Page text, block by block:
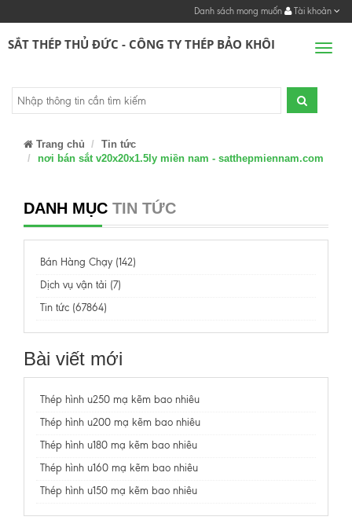
Danh sách mong muốn Tài khoản
SẮT THÉP THỦ ĐỨC - CÔNG TY THÉP BẢO KHÔI
Trang chủ
Tin tức
nơi bán sắt v20x20x1.5ly miền nam - satthepmiennam.com
DANH MỤC TIN TỨC
Bán Hàng Chạy (142)
Dịch vụ vận tải (7)
Tin tức (67864)
Bài viết mới
Thép hình u250 mạ kẽm bao nhiêu
Thép hình u200 mạ kẽm bao nhiêu
Thép hình u180 mạ kẽm bao nhiêu
Thép hình u160 mạ kẽm bao nhiêu
Thép hình u150 mạ kẽm bao nhiêu